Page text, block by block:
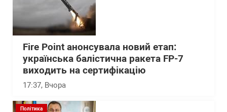
Fire Point анонсувала новий етап:
українська балістична ракета FP-7
виходить на сертифікацію
17:37, Вчора
Політика